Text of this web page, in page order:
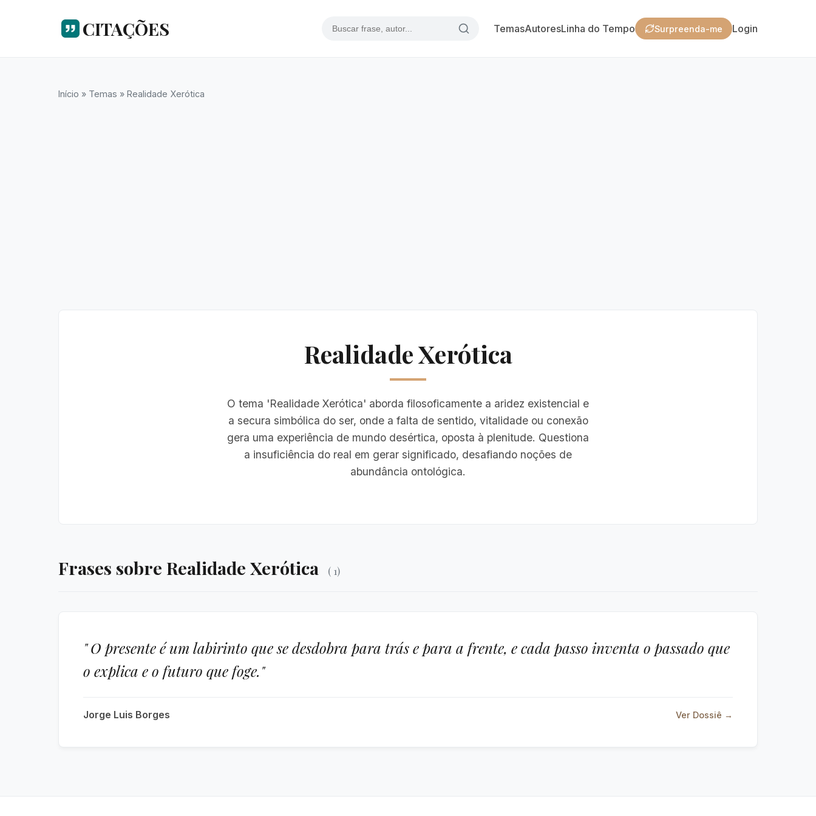
CITAÇÕES TemasAutoresLinha do Tempo Surpreenda-me Login
Início » Temas » Realidade Xerótica
Realidade Xerótica
O tema 'Realidade Xerótica' aborda filosoficamente a aridez existencial e
a secura simbólica do ser, onde a falta de sentido, vitalidade ou conexão
gera uma experiência de mundo desértica, oposta à plenitude. Questiona
a insuficiência do real em gerar significado, desafiando noções de
abundância ontológica.
Frases sobre Realidade Xerótica ( 1)
" O presente é um labirinto que se desdobra para trás e para a frente, e cada passo inventa o passado que
o explica e o futuro que foge."
Jorge Luis Borges Ver Dossiê →